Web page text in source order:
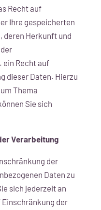
Recht auf
Ihre gespeicherten
deren Herkunft und
ein Recht auf
dieser Daten. Hierzu
Thema
Sie sich
Verarbeitung
der
Daten zu
sich jederzeit an
Einschränkung der